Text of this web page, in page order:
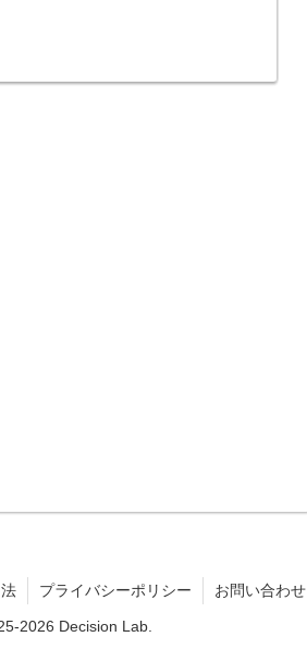
プライバシーポリシー お問い合わせ
2026 Decision Lab.